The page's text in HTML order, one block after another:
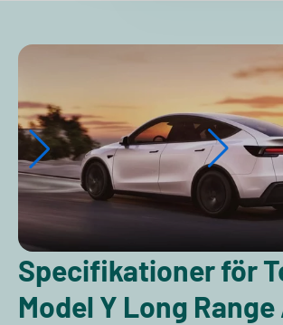
Specifikationer för
Model Y Long Range